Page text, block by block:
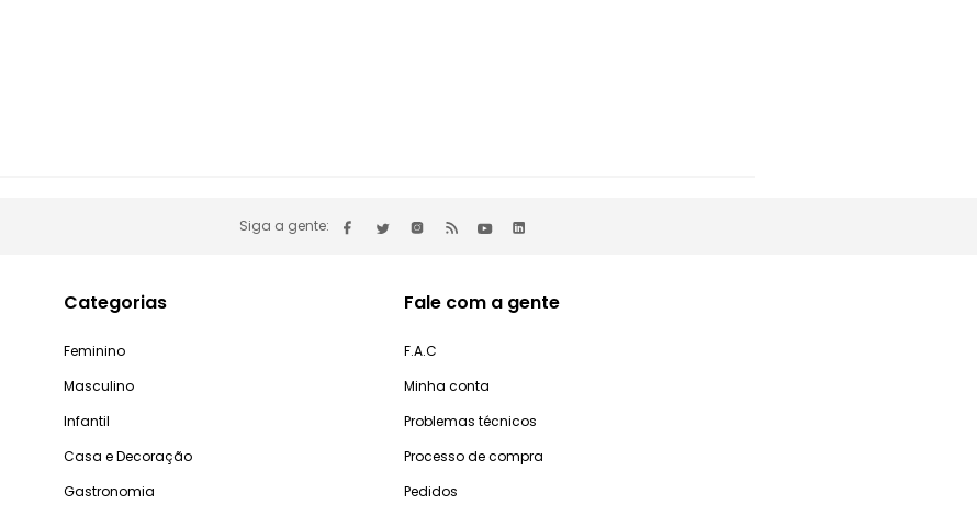
Siga a gente:
Categorias
Feminino
Masculino
Infantil
Casa e Decoração
Gastronomia
Fale com a gente
F.A.C
Minha conta
Problemas técnicos
Processo de compra
Pedidos